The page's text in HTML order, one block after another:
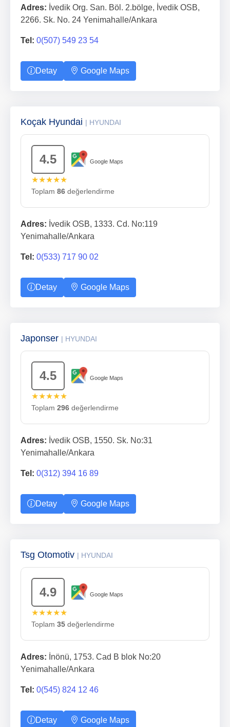
Adres: İvedik Org. San. Böl. 2.bölge, İvedik OSB,
2266. Sk. No. 24 Yenimahalle/Ankara
Tel: 0(507) 549 23 54
Detay Google Maps
Koçak Hyundai | HYUNDAI
4.5 Google Maps
★★★★★
Toplam 86 değerlendirme
Adres: İvedik OSB, 1333. Cd. No:119
Yenimahalle/Ankara
Tel: 0(533) 717 90 02
Detay Google Maps
Japonser | HYUNDAI
4.5 Google Maps
★★★★★
Toplam 296 değerlendirme
Adres: İvedik OSB, 1550. Sk. No:31
Yenimahalle/Ankara
Tel: 0(312) 394 16 89
Detay Google Maps
Tsg Otomotiv | HYUNDAI
4.9 Google Maps
★★★★★
Toplam 35 değerlendirme
Adres: İnönü, 1753. Cad B blok No:20
Yenimahalle/Ankara
Tel: 0(545) 824 12 46
Detay Google Maps